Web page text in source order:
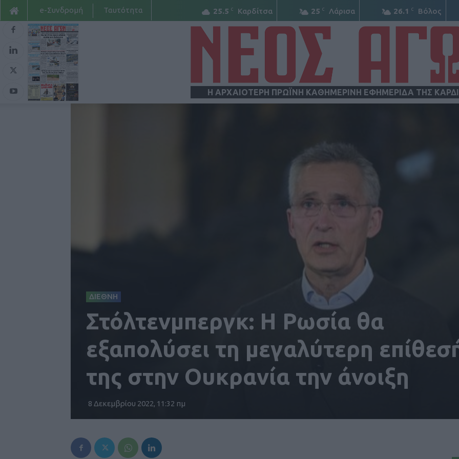
25.5 C Καρδίτσα 25 C Λάρισα 26.1 C Βόλος
e-Συνδρομή Ταυτότητα
Η ΑΡΧΑΙΟΤΕΡΗ ΠΡΩΪΝΗ ΚΑΘΗΜΕΡΙΝΗ ΕΦΗΜΕΡΙΔΑ ΤΗΣ
ΔΙΕΘΝΗ
Στόλτενμπεργκ: Η Ρωσία θα
εξαπολύσει τη μεγαλύτερη
της στην Ουκρανία την άνοιξη
8 Δεκεμβρίου 2022, 11:32 πμ